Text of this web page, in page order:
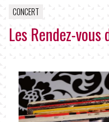
CONCERT
Les Rendez-